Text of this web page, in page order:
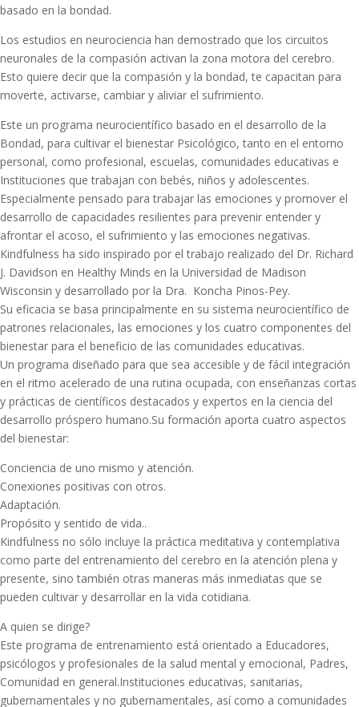
basado en la bondad.
Los estudios en neurociencia han demostrado que los circuitos
neuronales de la compasión activan la zona motora del cerebro.
Esto quiere decir que la compasión y la bondad, te capacitan para
moverte, activarse, cambiar y aliviar el sufrimiento.
Este un programa neurocientífico basado en el desarrollo de la
Bondad, para cultivar el bienestar Psicológico, tanto en el entorno
personal, como profesional, escuelas, comunidades educativas e
Instituciones que trabajan con bebés, niños y adolescentes.
Especialmente pensado para trabajar las emociones y promover el
desarrollo de capacidades resilientes para prevenir entender y
afrontar el acoso, el sufrimiento y las emociones negativas.
Kindfulness ha sido inspirado por el trabajo realizado del Dr. Richard
J. Davidson en Healthy Minds en la Universidad de Madison
Wisconsin y desarrollado por la Dra. Koncha Pinos-Pey.
Su eficacia se basa principalmente en su sistema neurocientífico de
patrones relacionales, las emociones y los cuatro componentes del
bienestar para el beneficio de las comunidades educativas.
Un programa diseñado para que sea accesible y de fácil integración
en el ritmo acelerado de una rutina ocupada, con enseñanzas cortas
y prácticas de científicos destacados y expertos en la ciencia del
desarrollo próspero humano.Su formación aporta cuatro aspectos
del bienestar:
Conciencia de uno mismo y atención.
Conexiones positivas con otros.
Adaptación.
Propósito y sentido de vida..
Kindfulness no sólo incluye la práctica meditativa y contemplativa
como parte del entrenamiento del cerebro en la atención plena y
presente, sino también otras maneras más inmediatas que se
pueden cultivar y desarrollar en la vida cotidiana.
A quien se dirige?
Este programa de entrenamiento está orientado a Educadores,
psicólogos y profesionales de la salud mental y emocional, Padres,
Comunidad en general.Instituciones educativas, sanitarias,
gubernamentales y no gubernamentales, así como a comunidades